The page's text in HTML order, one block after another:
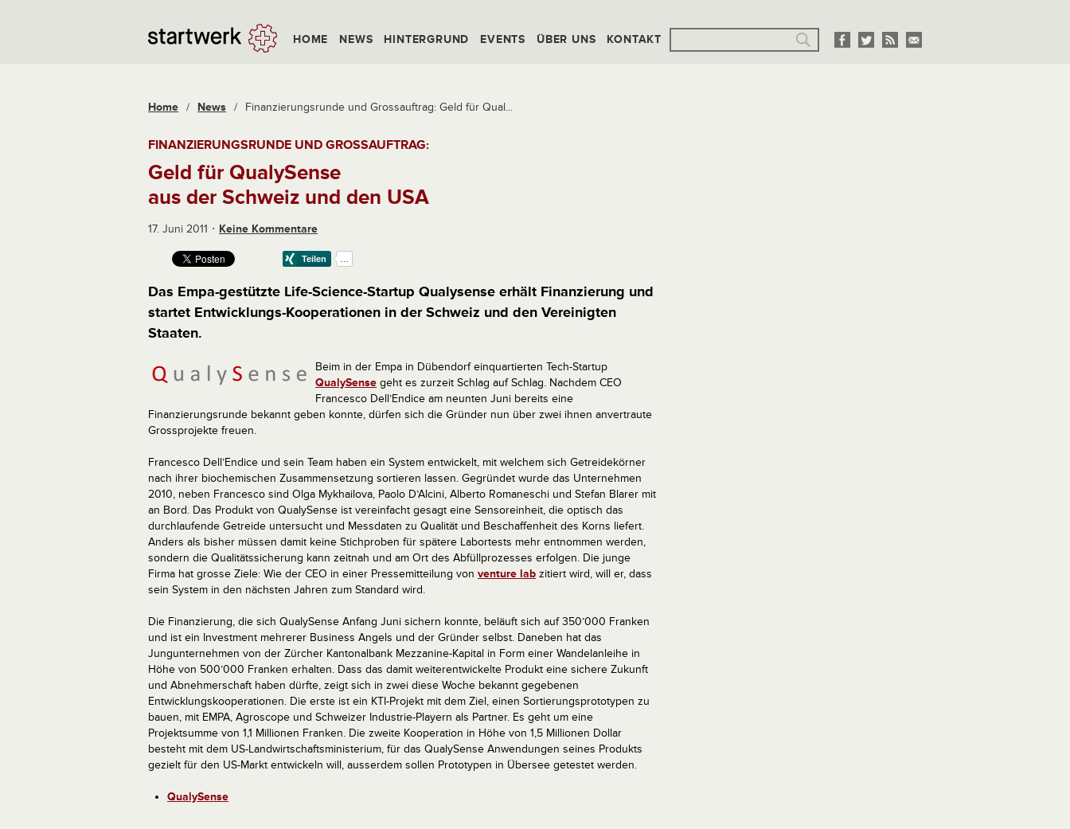
HOME NEWS HINTERGRUND EVENTS ÜBER UNS KONTAKT
Home / News / Finanzierungsrunde und Grossauftrag: Geld für Qual...
FINANZIERUNGSRUNDE UND GROSSAUFTRAG:
Geld für QualySense
aus der Schweiz und den USA
17. Juni 2011 Keine Kommentare
Das Empa-gestützte Life-Science-Startup Qualysense erhält Finanzierung und
startet Entwicklungs-Kooperationen in der Schweiz und den Vereinigten
Staaten.
Beim in der Empa in Dübendorf einquartierten Tech-Startup
QualySense geht es zurzeit Schlag auf Schlag. Nachdem CEO
Francesco Dell’Endice am neunten Juni bereits eine
Finanzierungsrunde bekannt geben konnte, dürfen sich die Gründer nun über zwei ihnen anvertraute
Grossprojekte freuen.
Francesco Dell’Endice und sein Team haben ein System entwickelt, mit welchem sich Getreidekörner
nach ihrer biochemischen Zusammensetzung sortieren lassen. Gegründet wurde das Unternehmen
2010, neben Francesco sind Olga Mykhailova, Paolo D’Alcini, Alberto Romaneschi und Stefan Blarer mit
an Bord. Das Produkt von QualySense ist vereinfacht gesagt eine Sensoreinheit, die optisch das
durchlaufende Getreide untersucht und Messdaten zu Qualität und Beschaffenheit des Korns liefert.
Anders als bisher müssen damit keine Stichproben für spätere Labortests mehr entnommen werden,
sondern die Qualitätssicherung kann zeitnah und am Ort des Abfüllprozesses erfolgen. Die junge
Firma hat grosse Ziele: Wie der CEO in einer Pressemitteilung von venture lab zitiert wird, will er, dass
sein System in den nächsten Jahren zum Standard wird.
Die Finanzierung, die sich QualySense Anfang Juni sichern konnte, beläuft sich auf 350’000 Franken
und ist ein Investment mehrerer Business Angels und der Gründer selbst. Daneben hat das
Jungunternehmen von der Zürcher Kantonalbank Mezzanine-Kapital in Form einer Wandelanleihe in
Höhe von 500’000 Franken erhalten. Dass das damit weiterentwickelte Produkt eine sichere Zukunft
und Abnehmerschaft haben dürfte, zeigt sich in zwei diese Woche bekannt gegebenen
Entwicklungskooperationen. Die erste ist ein KTI-Projekt mit dem Ziel, einen Sortierungsprototypen zu
bauen, mit EMPA, Agroscope und Schweizer Industrie-Playern als Partner. Es geht um eine
Projektsumme von 1,1 Millionen Franken. Die zweite Kooperation in Höhe von 1,5 Millionen Dollar
besteht mit dem US-Landwirtschaftsministerium, für das QualySense Anwendungen seines Produkts
gezielt für den US-Markt entwickeln will, ausserdem sollen Prototypen in Übersee getestet werden.
QualySense